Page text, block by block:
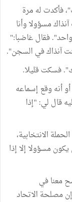
فأكدت له مرة
مسؤولا وأنا
فقال غاضبا:"
آنذاك في السجن".
فسكت قليلا.
أنه وقع إسماعه
قال لي: "إذا
الانتخابية،
مسؤولا إلا إذا
معنا في
مصلحة الاتحاد